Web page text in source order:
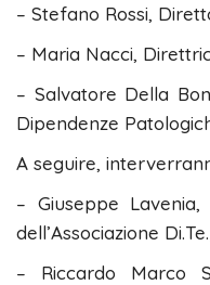
– Stefano Rossi,
– Maria Nacci,
– Salvatore Della
Dipendenze
A seguire,
– Giuseppe
dell’Associazione
– Riccardo Marco